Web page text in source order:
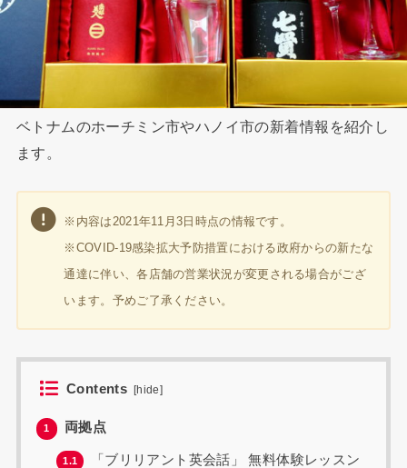
ベトナムのホーチミン市やハノイ市の新着情報を紹介し
ます。
※内容は2021年11月3日時点の情報です。
※COVID-19感染拡大予防措置における政府からの新たな
通達に伴い、各店舗の営業状況が変更される場合がござ
います。予めご了承ください。
Contents [hide]
1 両拠点
1.1
「ブリリアント英会話」 無料体験レッスン